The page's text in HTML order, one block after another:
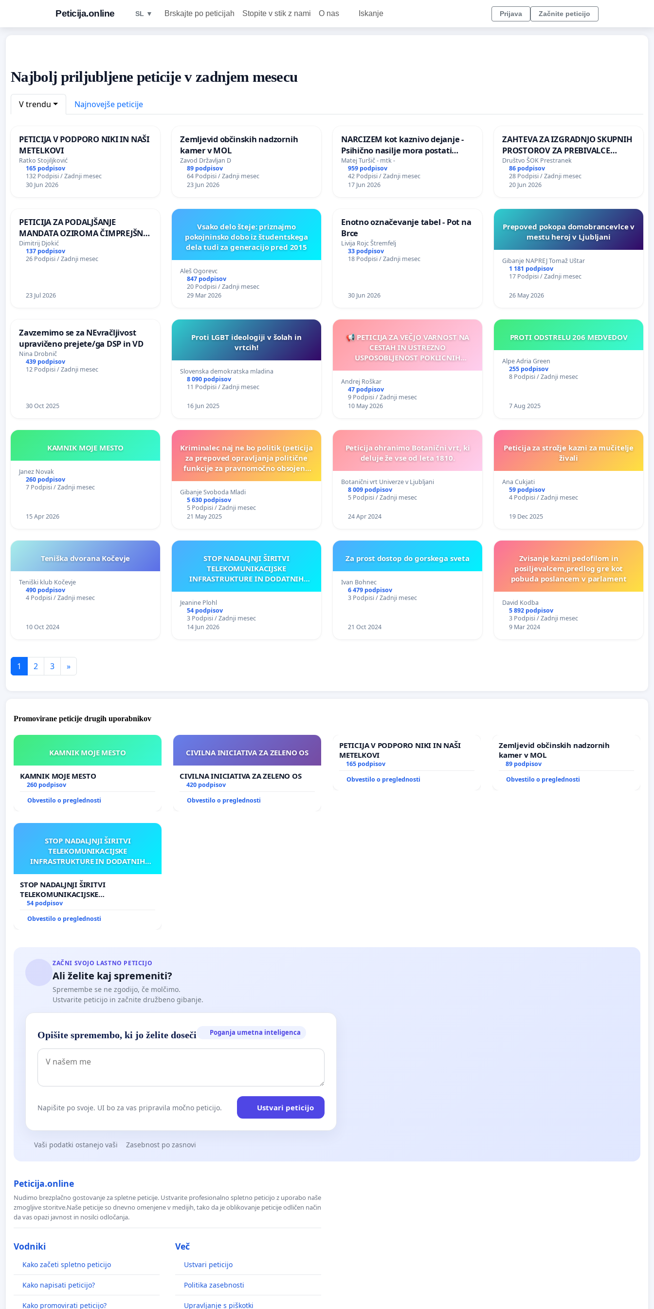
Peticija.online SL ▼ Brskajte po peticijah Stopite v stik z nami O nas Iskanje Prijava Začnite peticijo
Najbolj priljubljene peticije v zadnjem mesecu
V trendu Najnovejše peticije
PETICIJA V PODPORO NIKI IN NAŠI
METELKOVI
Ratko Stojiljković
165 podpisov
132 Podpisi / Zadnji mesec
30 Jun 2026
Zemljevid občinskih nadzornih
kamer v MOL
Zavod Državljan D
89 podpisov
64 Podpisi / Zadnji mesec
23 Jun 2026
NARCIZEM kot kaznivo dejanje -
Psihično nasilje mora postati
enako prepoznano kot fizično
nasilje
Matej Turšič - mtk -
959 podpisov
42 Podpisi / Zadnji mesec
17 Jun 2026
ZAHTEVA ZA IZGRADNJO SKUPNIH
PROSTOROV ZA PREBIVALCE
KRAJEVNE SKUPNOSTI
PRESTRANEK
Društvo ŠOK Prestranek
86 podpisov
28 Podpisi / Zadnji mesec
20 Jun 2026
PETICIJA ZA PODALJŠANJE
MANDATA OZIROMA ČIMPREJŠNJO
PONOVNO NAPOTITEV GOSPODA
BERNARDA ŠRAJNERJA NA
Dimitrij Djokić
137 podpisov
26 Podpisi / Zadnji mesec
23 Jul 2026
Vsako delo šteje: priznajmo
pokojninsko dobo iz študentskega
dela tudi za generacijo pred 2015
Aleš Ogorevc
847 podpisov
20 Podpisi / Zadnji mesec
29 Mar 2026
Enotno označevanje tabel - Pot na
Brce
Livija Rojc Štremfelj
33 podpisov
18 Podpisi / Zadnji mesec
30 Jun 2026
Prepoved pokopa domobrancevlce v
mestu heroj v Ljubljani
Gibanje NAPREJ Tomaž Uštar
1 181 podpisov
17 Podpisi / Zadnji mesec
26 May 2026
Zavzemimo se za NEvračljivost
upravičeno prejete/ga DSP in VD
Nina Drobnič
439 podpisov
12 Podpisi / Zadnji mesec
30 Oct 2025
Proti LGBT ideologiji v šolah in
vrtcih!
Slovenska demokratska mladina
8 090 podpisov
11 Podpisi / Zadnji mesec
16 Jun 2025
📢 PETICIJA ZA VEČJO VARNOST NA
CESTAH IN USTREZNO
USPOSOBLJENOST POKLICNIH
Andrej Roškar
47 podpisov
9 Podpisi / Zadnji mesec
10 May 2026
PROTI ODSTRELU 206 MEDVEDOV
Alpe Adria Green
255 podpisov
8 Podpisi / Zadnji mesec
7 Aug 2025
KAMNIK MOJE MESTO
Janez Novak
260 podpisov
7 Podpisi / Zadnji mesec
15 Apr 2026
Kriminalec naj ne bo politik (peticija
za prepoved opravljanja politične
funkcije za pravnomočno obsojene
Gibanje Svoboda Mladi
5 630 podpisov
5 Podpisi / Zadnji mesec
21 May 2025
Peticija ohranimo Botanični vrt, ki
deluje že vse od leta 1810.
Botanični vrt Univerze v Ljubljani
8 009 podpisov
5 Podpisi / Zadnji mesec
24 Apr 2024
Peticija za strožje kazni za mučitelje
živali
Ana Cukjati
59 podpisov
4 Podpisi / Zadnji mesec
19 Dec 2025
Teniška dvorana Kočevje
Teniški klub Kočevje
490 podpisov
4 Podpisi / Zadnji mesec
10 Oct 2024
STOP NADALJNJI ŠIRITVI
TELEKOMUNIKACIJSKE
INFRASTRUKTURE IN DODATNIH
Jeanine Plohl
54 podpisov
3 Podpisi / Zadnji mesec
14 Jun 2026
Za prost dostop do gorskega sveta
Ivan Bohnec
6 479 podpisov
3 Podpisi / Zadnji mesec
21 Oct 2024
Zvisanje kazni pedofilom in
posiljevalcem,predlog gre kot
pobuda poslancem v parlament
David Kodba
5 892 podpisov
3 Podpisi / Zadnji mesec
9 Mar 2024
1 2 3 »
Promovirane peticije drugih uporabnikov
KAMNIK MOJE MESTO
KAMNIK MOJE MESTO
260 podpisov
Obvestilo o preglednosti
CIVILNA INICIATIVA ZA ZELENO OS
CIVILNA INICIATIVA ZA ZELENO OS
420 podpisov
Obvestilo o preglednosti
PETICIJA V PODPORO NIKI IN NAŠI
METELKOVI
165 podpisov
Obvestilo o preglednosti
Zemljevid občinskih nadzornih
kamer v MOL
89 podpisov
Obvestilo o preglednosti
STOP NADALJNJI ŠIRITVI
TELEKOMUNIKACIJSKE
INFRASTRUKTURE IN DODATNIH
STOP NADALJNJI ŠIRITVI
TELEKOMUNIKACIJSKE
INFRASTRUKTURE IN DODATNIH
ANTEN V GRADIŠČAKU
54 podpisov
Obvestilo o preglednosti
ZAČNI SVOJO LASTNO PETICIJO
Ali želite kaj spremeniti?
Spremembe se ne zgodijo, če molčimo.
Ustvarite peticijo in začnite družbeno gibanje.
Opišite spremembo, ki jo želite doseči Poganja umetna inteligenca
Napišite po svoje. UI bo za vas pripravila močno peticijo. Ustvari peticijo
Vaši podatki ostanejo vaši Zasebnost po zasnovi
Peticija.online
Nudimo brezplačno gostovanje za spletne peticije. Ustvarite profesionalno spletno peticijo z uporabo naše
zmogljive storitve.Naše peticije so dnevno omenjene v medijih, tako da je oblikovanje peticije odličen način
da vas opazi javnost in nosilci odločanja.
Vodniki
Kako začeti spletno peticijo
Kako napisati peticijo?
Kako promovirati peticijo?
Več
Ustvari peticijo
Politika zasebnosti
Upravljanje s piškotki